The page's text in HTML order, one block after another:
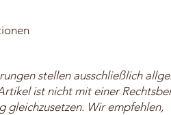
stellen ausschließlich
ist nicht mit einer
gleichzusetzen. Wir empfehlen,